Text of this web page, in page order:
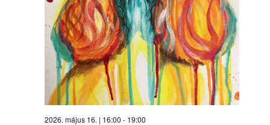
2026. május 16. | 16:00 - 19:00